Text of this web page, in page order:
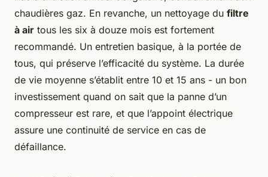
chaudières gaz. En revanche, un nettoyage du filtre
à air tous les six à douze mois est fortement
recommandé. Un entretien basique, à la portée de
tous, qui préserve l’efficacité du système. La durée
de vie moyenne s’établit entre 10 et 15 ans - un bon
investissement quand on sait que la panne d’un
compresseur est rare, et que l’appoint électrique
assure une continuité de service en cas de
défaillance.